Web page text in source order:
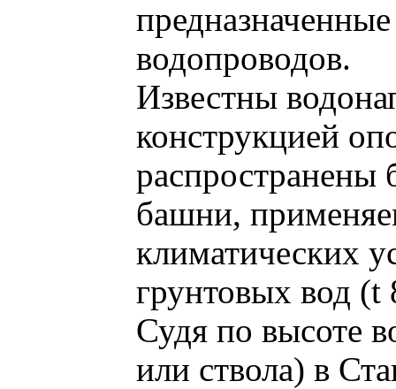
водопроводов.
Известны
конструкцией
распространены
башни,
климатических
грунтовых вод
Судя по высоте
или ствола) в